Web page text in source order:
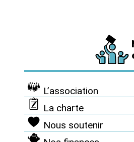
L’association
La charte
Nous soutenir
Fédération de 794 associations et
Erreur 404
Oups, cette page
Peut-être bien que la recherche